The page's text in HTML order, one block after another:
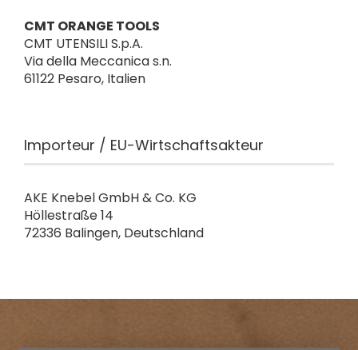
CMT ORANGE TOOLS
CMT UTENSILI S.p.A.
Via della Meccanica s.n.
61122 Pesaro, Italien
Importeur / EU-Wirtschaftsakteur
AKE Knebel GmbH & Co. KG
Höllestraße 14
72336 Balingen, Deutschland